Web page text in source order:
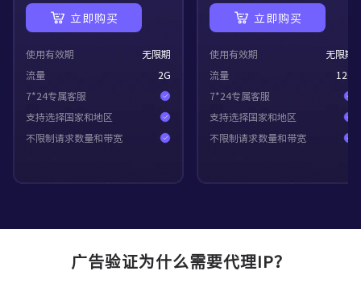
立即购买
使用有效期
无限期
流量
2G
7*24专属客服
支持选择国家和地区
不限制请求数量和带宽
立即购买
使用有效期
无限期
流量
12G
7*24专属客服
支持选择国家和地区
不限制请求数量和带宽
广告验证为什么需要代理IP？